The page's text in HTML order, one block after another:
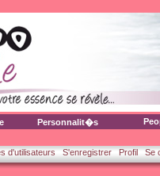
Personnalit�s
d'utilisateurs S'enregistrer Profil Se